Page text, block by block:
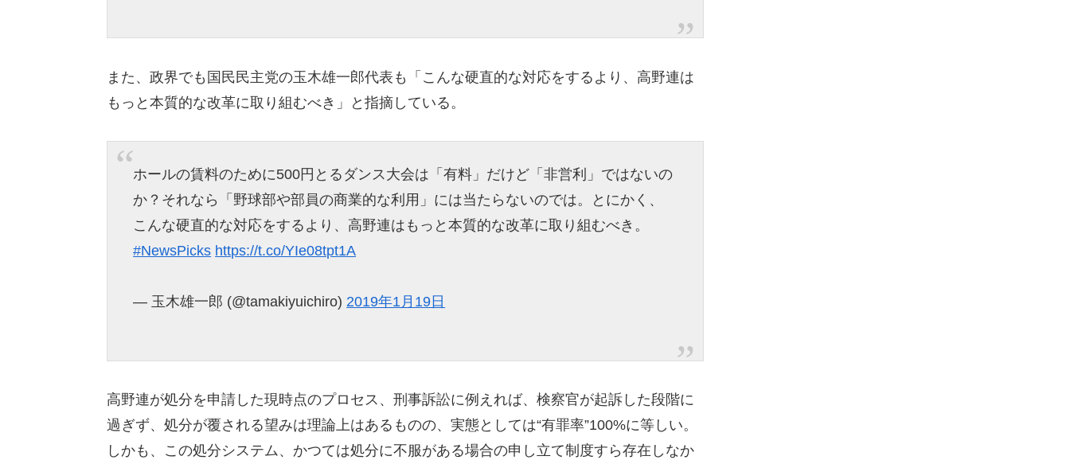
また、政界でも国民民主党の玉木雄一郎代表も「こんな硬直的な対応をするより、高野連は
もっと本質的な改革に取り組むべき」と指摘している。
ホールの賃料のために500円とるダンス大会は「有料」だけど「非営利」ではないの
か？それなら「野球部や部員の商業的な利用」には当たらないのでは。とにかく、
こんな硬直的な対応をするより、高野連はもっと本質的な改革に取り組むべき。
#NewsPicks https://t.co/YIe08tpt1A
— 玉木雄一郎 (@tamakiyuichiro) 2019年1月19日
高野連が処分を申請した現時点のプロセス、刑事訴訟に例えれば、検察官が起訴した段階に
過ぎず、処分が覆される望みは理論上はあるものの、実態としては“有罪率”100%に等しい。
しかも、この処分システム、かつては処分に不服がある場合の申し立て制度すら存在しなか